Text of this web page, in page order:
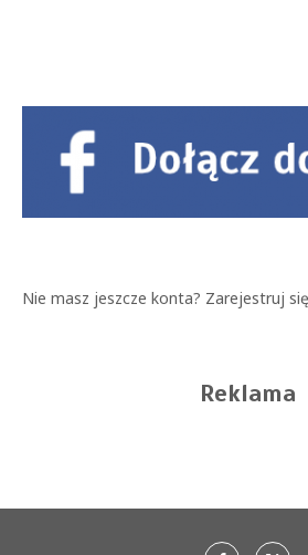
Nie masz jeszcze konta? Zarejestruj
Reklama